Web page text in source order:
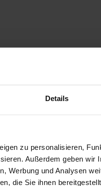
Details
zu personalisieren,
Außerdem geben wir
Werbung und Analysen
die Sie ihnen